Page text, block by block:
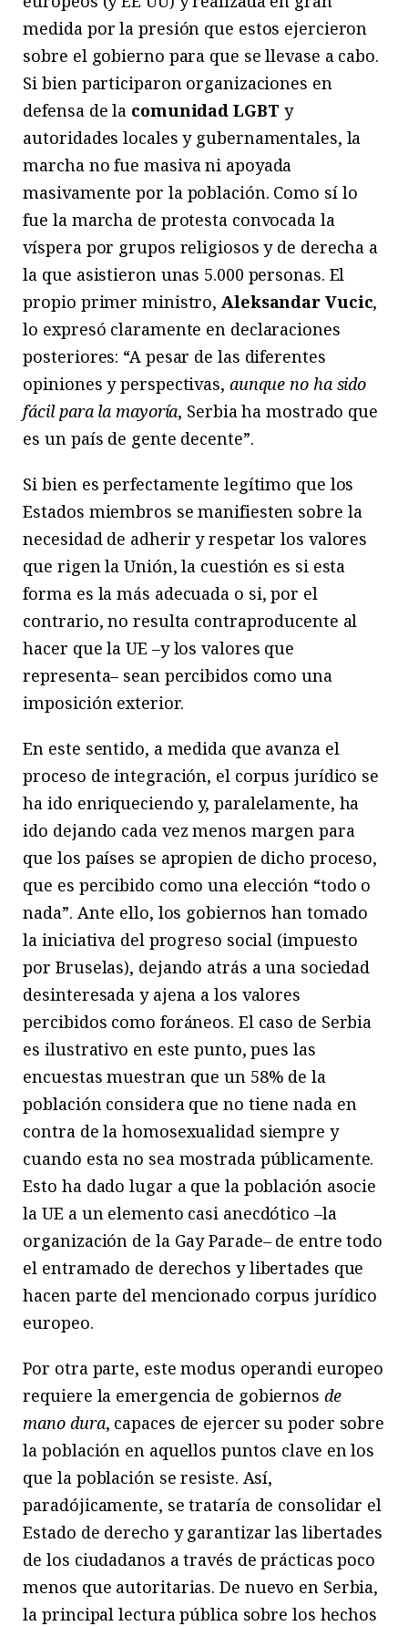
medida por la presión que estos ejercieron
sobre el gobierno para que se llevase a cabo.
Si bien participaron organizaciones en
defensa de la comunidad LGBT y
autoridades locales y gubernamentales, la
marcha no fue masiva ni apoyada
masivamente por la población. Como sí lo
fue la marcha de protesta convocada la
víspera por grupos religiosos y de derecha a
la que asistieron unas 5.000 personas. El
propio primer ministro,Aleksandar Vucic,
lo expresó claramente en declaraciones
posteriores: “A pesar de las diferentes
opiniones y perspectivas, aunque no ha sido
fácil para la mayoría, Serbia ha mostrado que
es un país de gente decente”.
Si bien es perfectamente legítimo que los
Estados miembros se manifiesten sobre la
necesidad de adherir y respetar los valores
que rigen la Unión, la cuestión es si esta
forma es la más adecuada o si, por el
contrario, no resulta contraproducente al
hacer que la UE –y los valores que
representa– sean percibidos como una
imposición exterior.
En este sentido, a medida que avanza el
proceso de integración, el corpus jurídico se
ha ido enriqueciendo y, paralelamente, ha
ido dejando cada vez menos margen para
que los países se apropien de dicho proceso,
que es percibido como una elección “todo o
nada”. Ante ello, los gobiernos han tomado
la iniciativa del progreso social (impuesto
por Bruselas), dejando atrás a una sociedad
desinteresada y ajena a los valores
percibidos como foráneos. El caso de Serbia
es ilustrativo en este punto, pues las
encuestas muestran que un 58% de la
población considera que no tiene nada en
contra de la homosexualidad siempre y
cuando esta no sea mostrada públicamente.
Esto ha dado lugar a que la población asocie
la UE a un elemento casi anecdótico –la
organización de la Gay Parade– de entre todo
el entramado de derechos y libertades que
hacen parte del mencionado corpus jurídico
europeo.
Por otra parte, este modus operandi europeo
requiere la emergencia de gobiernos de
mano dura, capaces de ejercer su poder sobre
la población en aquellos puntos clave en los
que la población se resiste. Así,
paradójicamente, se trataría de consolidar el
Estado de derecho y garantizar las libertades
de los ciudadanos a través de prácticas poco
menos que autoritarias. De nuevo en Serbia,
la principal lectura pública sobre los hechos